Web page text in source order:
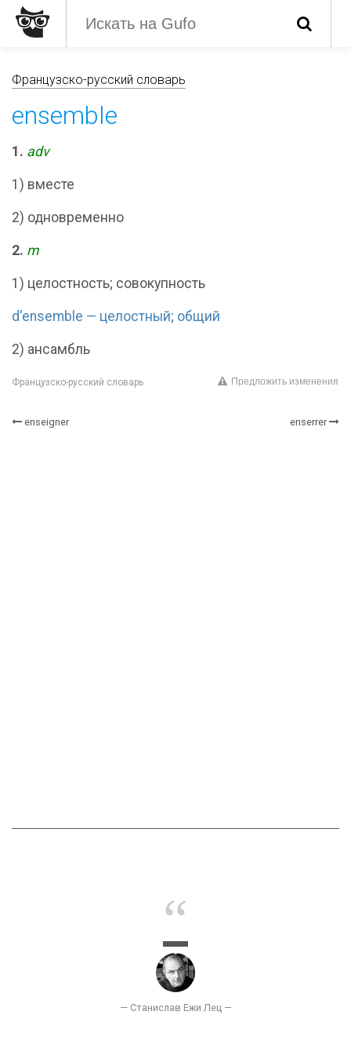
Французско-русский словарь
ensemble
1. adv
1) вместе
2) одновременно
2. m
1) целостность; совокупность
d'ensemble — целостный; общий
2) ансамбль
Французско-русский словарь Предложить изменения
enseigner enserrer